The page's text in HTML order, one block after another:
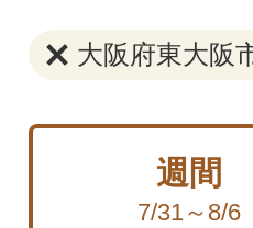
大阪府東大阪
週間
7/31～8/6